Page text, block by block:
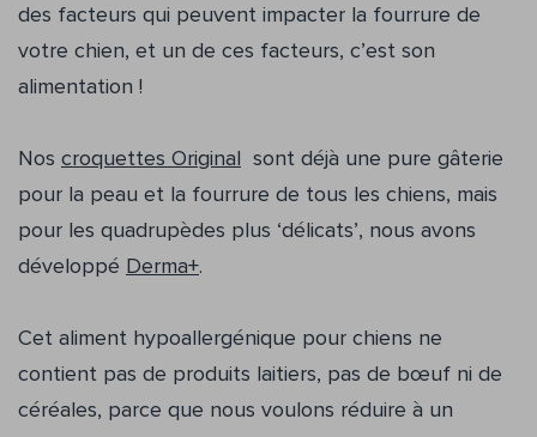
des facteurs qui peuvent impacter la fourrure de
votre chien, et un de ces facteurs, c’est son
alimentation !
Nos croquettes Original sont déjà une pure gâterie
pour la peau et la fourrure de tous les chiens, mais
pour les quadrupèdes plus ‘délicats’, nous avons
développé Derma+.
Cet aliment hypoallergénique pour chiens ne
contient pas de produits laitiers, pas de bœuf ni de
céréales, parce que nous voulons réduire à un